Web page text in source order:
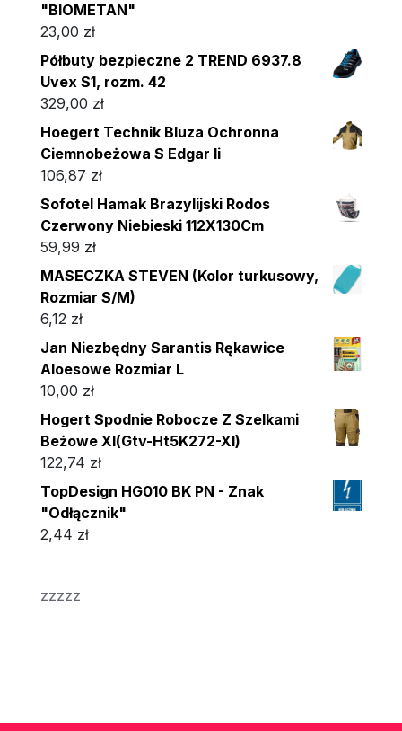
"BIOMETAN"
23,00 zł
Półbuty bezpieczne 2 TREND 6937.8
Uvex S1, rozm. 42
329,00 zł
Hoegert Technik Bluza Ochronna
Ciemnobeżowa S Edgar Ii
106,87 zł
Sofotel Hamak Brazylijski Rodos
Czerwony Niebieski 112X130Cm
59,99 zł
MASECZKA STEVEN (Kolor turkusowy,
Rozmiar S/M)
6,12 zł
Jan Niezbędny Sarantis Rękawice
Aloesowe Rozmiar L
10,00 zł
Hogert Spodnie Robocze Z Szelkami
Beżowe Xl(Gtv-Ht5K272-Xl)
122,74 zł
TopDesign HG010 BK PN - Znak
"Odłącznik"
2,44 zł
zzzzz